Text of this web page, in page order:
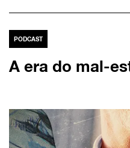
PODCAST
A era do mal-